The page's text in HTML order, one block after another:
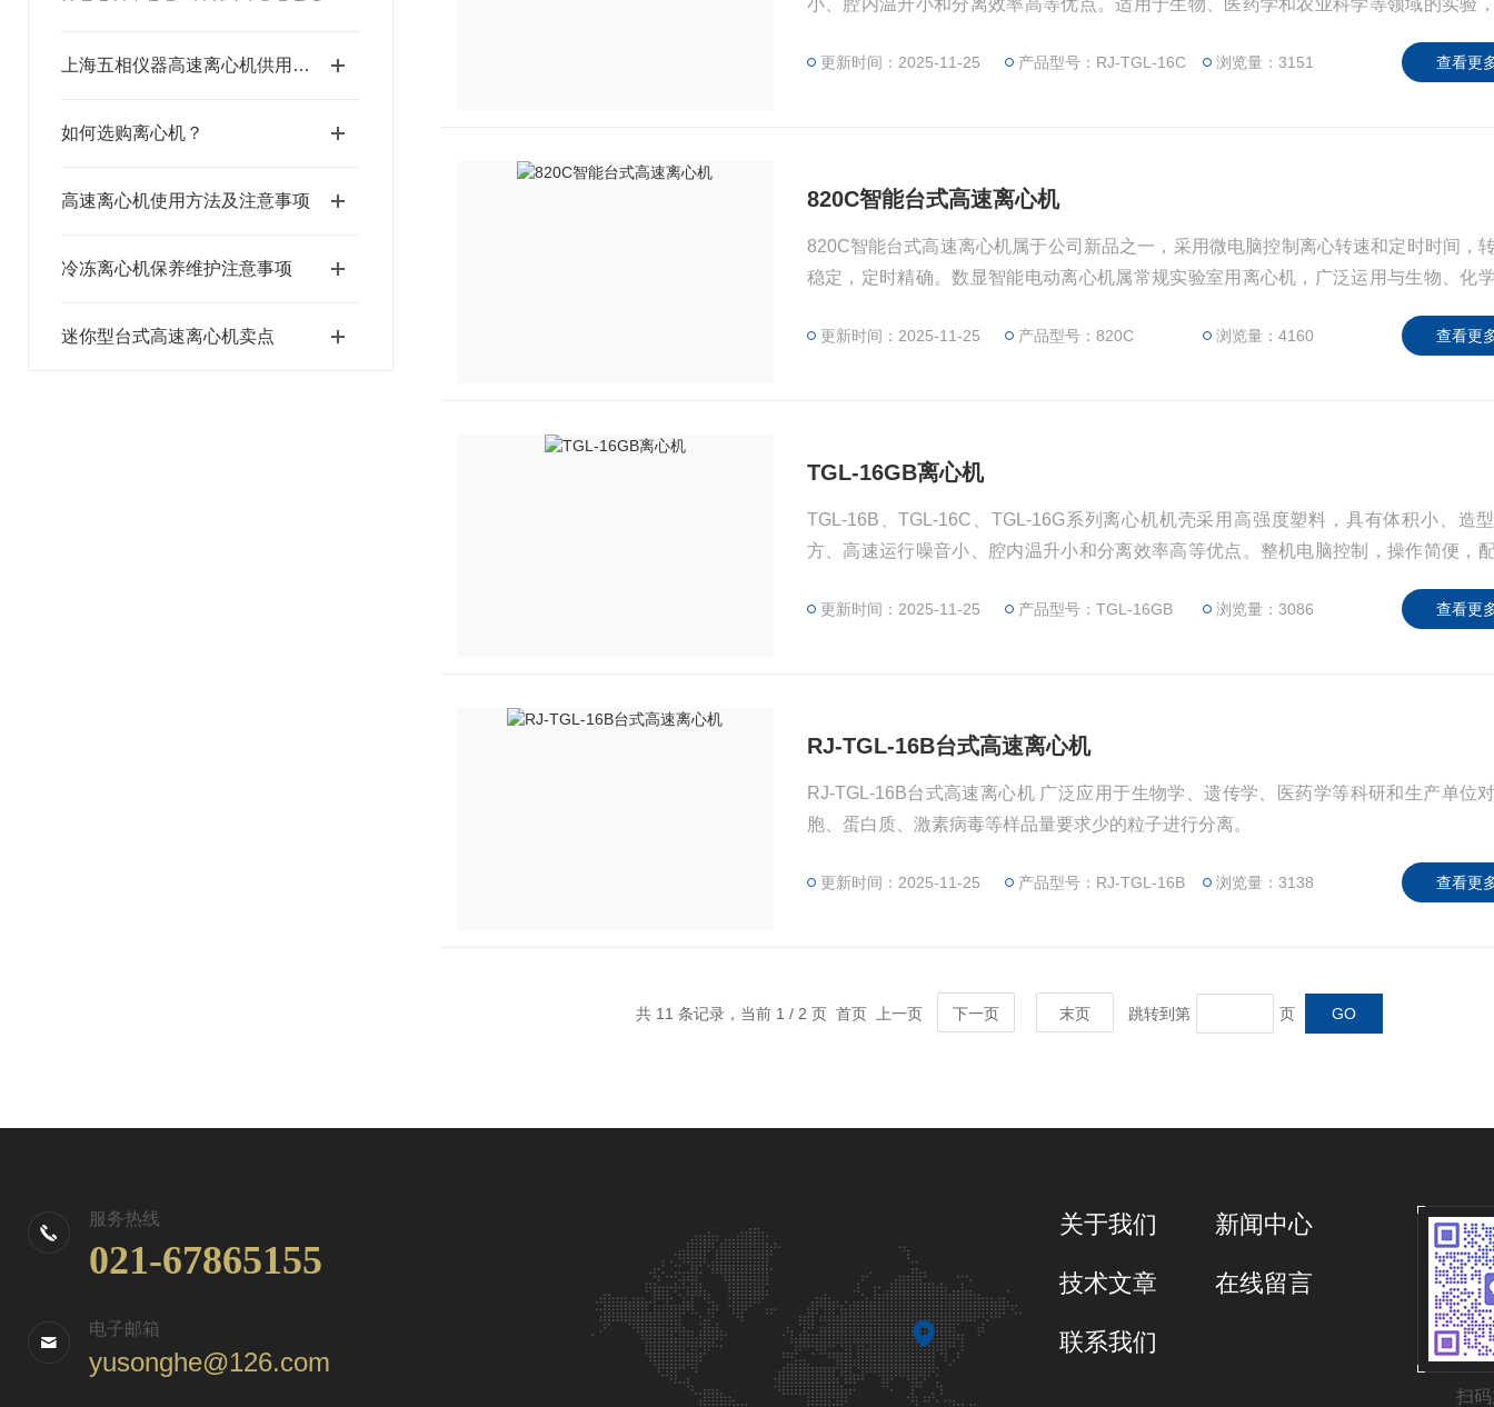
上海五相仪器高速离心机供用户选择参考
如何选购离心机？
高速离心机使用方法及注意事项
冷冻离心机保养维护注意事项
迷你型台式高速离心机卖点
小、腔内温升小和分离效率高等优点。适用于生物、医药学和农业科学等领域的实验
更新时间：2025-11-25 产品型号：RJ-TGL-16C 浏览量：3151 查看更
820C智能台式高速离心机
820C智能台式高速离心机属于公司新品之一，采用微电脑控制离心转速和定时时间，
稳定，定时精确。数显智能电动离心机属常规实验室用离心机，广泛运用与生物、化
更新时间：2025-11-25 产品型号：820C 浏览量：4160 查看更
TGL-16GB离心机
TGL-16B、TGL-16C、TGL-16G系列离心机机壳采用高强度塑料，具有体积小、造
方、高速运行噪音小、腔内温升小和分离效率高等优点。整机电脑控制，操作简便，
白核酸等实验研究的使用中效果更为显著。
更新时间：2025-11-25 产品型号：TGL-16GB 浏览量：3086 查看更
RJ-TGL-16B台式高速离心机
RJ-TGL-16B台式高速离心机 广泛应用于生物学、遗传学、医药学等科研和生产单位
胞、蛋白质、激素病毒等样品量要求少的粒子进行分离。
更新时间：2025-11-25 产品型号：RJ-TGL-16B 浏览量：3138 查看更
共 11 条记录，当前 1 / 2 页 首页 上一页 下一页 末页 跳转到第 页
服务热线
021-67865155
电子邮箱
yusonghe@126.com
扫
关于我们 新闻中心
技术文章 在线留言
联系我们